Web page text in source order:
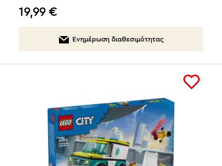
19,99 €
Ενημέρωση διαθεσιμότητας